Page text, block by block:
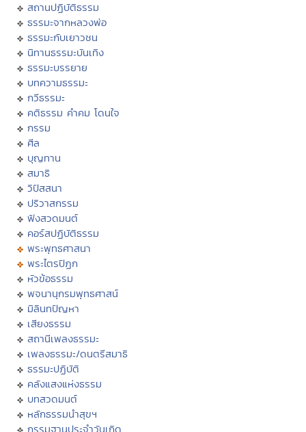
สถานปฏิบัติธรรม
ธรรมะจากหลวงพ่อ
ธรรมะกับเยาวชน
นิทานธรรมะบันเทิง
ธรรมะบรรยาย
บทความธรรมะ
กวีธรรมะ
คติธรรม คำคม โดนใจ
กรรม
ศีล
บุญทาน
สมาธิ
วิปัสสนา
ปริวาสกรรม
ฟังสวดมนต์
คอร์สปฏิบัติธรรม
พระพุทธศาสนา
พระไตรปิฏก
หัวข้อธรรม
พจนานุกรมพุทธศาสน์
มิลินทปัญหา
เสียงธรรม
สถานีเพลงธรรมะ
เพลงธรรมะ/ดนตรีสมาธิ
ธรรมะปฏิบัติ
คลังแสงแห่งธรรม
บทสวดมนต์
หลักธรรมนำสุขฯ
กรรมฐานประจำวันเกิด